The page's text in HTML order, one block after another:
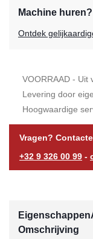
Machine huren?
Ontdek
VOORRAAD - Uit
Levering door
Hoogwaardige
Vragen?
+32 9 326 00 99 -
Eigenschappen
Omschrijving